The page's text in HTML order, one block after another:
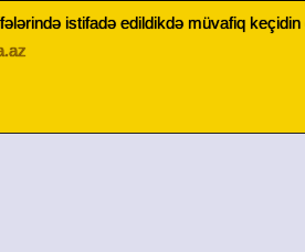
istifadə edildikdə müvafiq keçidin